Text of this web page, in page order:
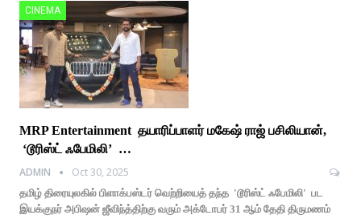
CINEMA
MRP Entertainment தயாரிப்பாளர் மகேஷ் ராஜ் பசிலியான்,
‘டூரிஸ்ட் ஃபேமிலி’ …
ADMIN
Oct 30, 2025
தமிழ் திரையுலகில் பிளாக்பஸ்டர் வெற்றியைத் தந்த 'டூரிஸ்ட் ஃபேமிலி' பட
இயக்குநர் அபிஷன் ஜீவிந்த்திற்கு வரும் அக்டோபர் 31 ஆம் தேதி திருமணம்